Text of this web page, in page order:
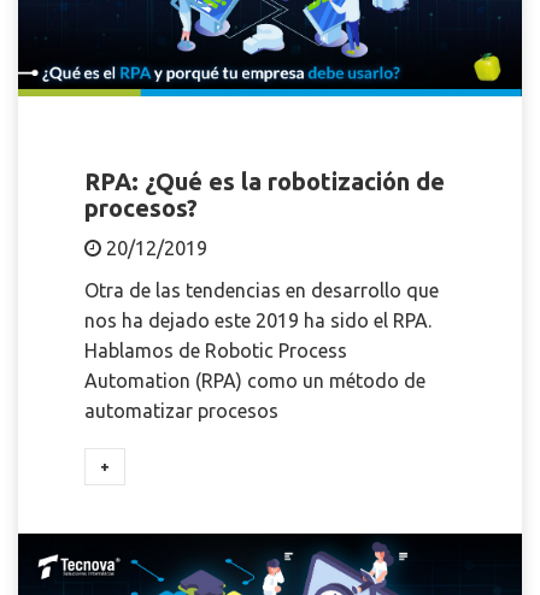
RPA: ¿Qué es la robotización de
procesos?
20/12/2019
Otra de las tendencias en desarrollo que
nos ha dejado este 2019 ha sido el RPA.
Hablamos de Robotic Process
Automation (RPA) como un método de
automatizar procesos
+